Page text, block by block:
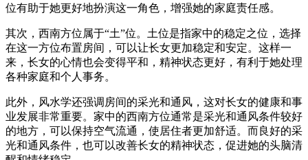
位有助于她更好地扮演这一角色，增强她的家庭责任感。
其次，西南方位属于“土”位。土位是指家中的稳定之位，选择
在这一方位布置房间，可以让长女更加稳定和安定。这样一
来，长女的心情也会变得平和，精神状态更好，有利于她处理
各种家庭和个人事务。
此外，风水学还强调房间的采光和通风，这对长女的健康和事
业发展非常重要。家中的西南方位通常是采光和通风条件较好
的地方，可以保持空气流通，使居住者更加舒适。而良好的采
光和通风条件，也可以改善长女的精神状态，促进她的头脑清